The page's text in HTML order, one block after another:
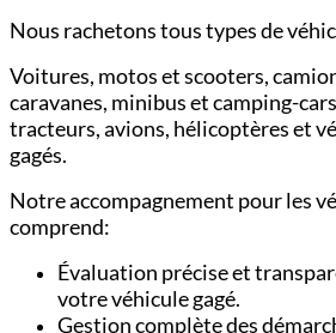
Nous rachetons tous types de
Voitures, motos et scooters,
caravanes, minibus et camping-
tracteurs,avions, hélicoptères et
gagés.
Notre accompagnement pour les
comprend:
Évaluation précise et
votre véhicule gagé.
Gestion complète des